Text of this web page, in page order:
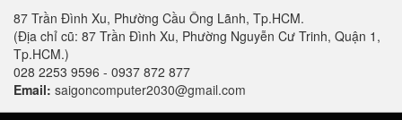
87 Trần Đình Xu, Phường Cầu Ông Lãnh, Tp.HCM.
(Địa chỉ cũ: 87 Trần Đình Xu, Phường Nguyễn Cư Trinh, Quận 1,
Tp.HCM.)
028 2253 9596 - 0937 872 877
Email: saigoncomputer2030@gmail.com